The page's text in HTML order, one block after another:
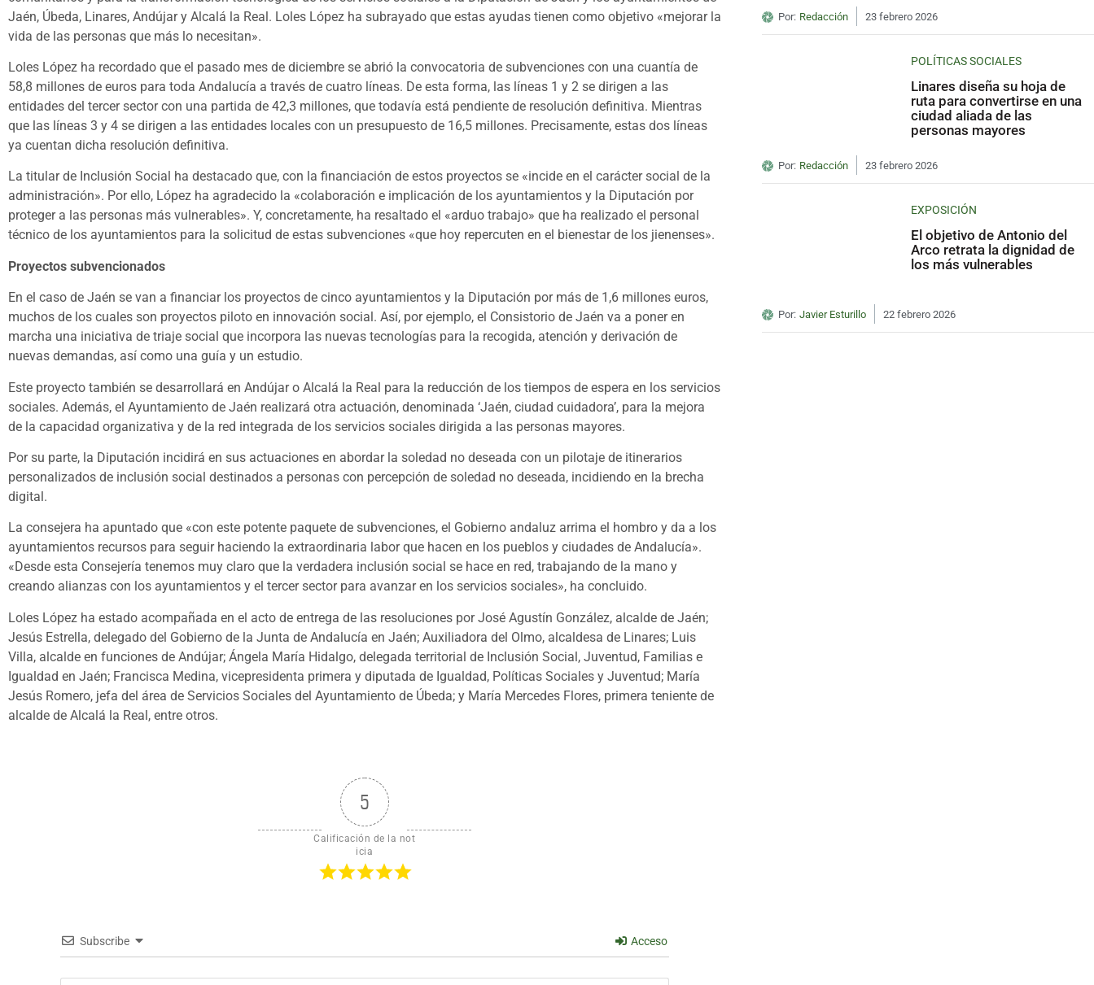
Jaén, Úbeda, Linares, Andújar y Alcalá la Real. Loles López ha subrayado que estas ayudas tienen como objetivo «mejorar la
vida de las personas que más lo necesitan».
Loles López ha recordado que el pasado mes de diciembre se abrió la convocatoria de subvenciones con una cuantía de
58,8 millones de euros para toda Andalucía a través de cuatro líneas. De esta forma, las líneas 1 y 2 se dirigen a las
entidades del tercer sector con una partida de 42,3 millones, que todavía está pendiente de resolución definitiva. Mientras
que las líneas 3 y 4 se dirigen a las entidades locales con un presupuesto de 16,5 millones. Precisamente, estas dos líneas
ya cuentan dicha resolución definitiva.
La titular de Inclusión Social ha destacado que, con la financiación de estos proyectos se «incide en el carácter social de la
administración». Por ello, López ha agradecido la «colaboración e implicación de los ayuntamientos y la Diputación por
proteger a las personas más vulnerables». Y, concretamente, ha resaltado el «arduo trabajo» que ha realizado el personal
técnico de los ayuntamientos para la solicitud de estas subvenciones «que hoy repercuten en el bienestar de los jienenses».
Proyectos subvencionados
En el caso de Jaén se van a financiar los proyectos de cinco ayuntamientos y la Diputación por más de 1,6 millones euros,
muchos de los cuales son proyectos piloto en innovación social. Así, por ejemplo, el Consistorio de Jaén va a poner en
marcha una iniciativa de triaje social que incorpora las nuevas tecnologías para la recogida, atención y derivación de
nuevas demandas, así como una guía y un estudio.
Este proyecto también se desarrollará en Andújar o Alcalá la Real para la reducción de los tiempos de espera en los servicios
sociales. Además, el Ayuntamiento de Jaén realizará otra actuación, denominada ‘Jaén, ciudad cuidadora’, para la mejora
de la capacidad organizativa y de la red integrada de los servicios sociales dirigida a las personas mayores.
Por su parte, la Diputación incidirá en sus actuaciones en abordar la soledad no deseada con un pilotaje de itinerarios
personalizados de inclusión social destinados a personas con percepción de soledad no deseada, incidiendo en la brecha
digital.
La consejera ha apuntado que «con este potente paquete de subvenciones, el Gobierno andaluz arrima el hombro y da a los
ayuntamientos recursos para seguir haciendo la extraordinaria labor que hacen en los pueblos y ciudades de Andalucía».
«Desde esta Consejería tenemos muy claro que la verdadera inclusión social se hace en red, trabajando de la mano y
creando alianzas con los ayuntamientos y el tercer sector para avanzar en los servicios sociales», ha concluido.
Loles López ha estado acompañada en el acto de entrega de las resoluciones por José Agustín González, alcalde de Jaén;
Jesús Estrella, delegado del Gobierno de la Junta de Andalucía en Jaén; Auxiliadora del Olmo, alcaldesa de Linares; Luis
Villa, alcalde en funciones de Andújar; Ángela María Hidalgo, delegada territorial de Inclusión Social, Juventud, Familias e
Igualdad en Jaén; Francisca Medina, vicepresidenta primera y diputada de Igualdad, Políticas Sociales y Juventud; María
Jesús Romero, jefa del área de Servicios Sociales del Ayuntamiento de Úbeda; y María Mercedes Flores, primera teniente de
alcalde de Alcalá la Real, entre otros.
5
Calificación de la not
icia
Subscribe Acceso
Por: Redacción 23 febrero 2026
POLÍTICAS SOCIALES
Linares diseña su hoja de
ruta para convertirse en una
ciudad aliada de las
personas mayores
Por: Redacción 23 febrero 2026
EXPOSICIÓN
El objetivo de Antonio del
Arco retrata la dignidad de
los más vulnerables
Por: Javier Esturillo 22 febrero 2026